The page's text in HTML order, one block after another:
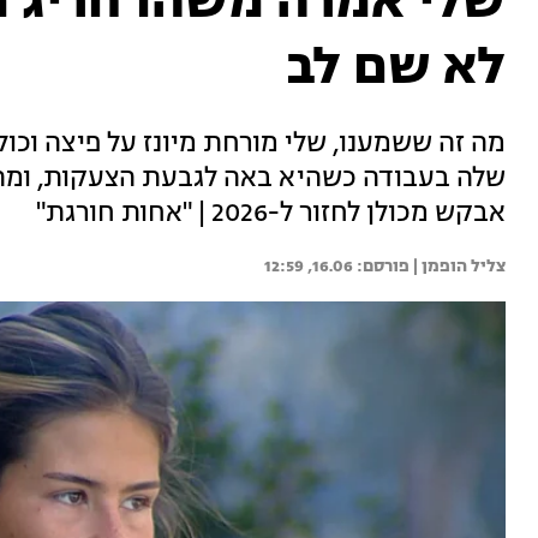
לא שם לב
מה זה ששמענו, שלי מורחת מיונז על פיצה
שלה בעבודה כשהיא באה לגבעת הצעקות,
אבקש מכולן לחזור ל-2026 | "אחות חורגת"
צליל הופמן | 16.06, 12:59